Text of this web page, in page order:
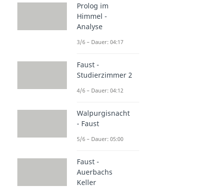
Prolog im
Himmel -
Analyse
3/6 – Dauer: 04:17
Faust -
Studierzimmer 2
4/6 – Dauer: 04:12
Walpurgisnacht
- Faust
5/6 – Dauer: 05:00
Faust -
Auerbachs
Keller